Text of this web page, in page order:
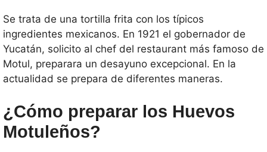
Se trata de una tortilla frita con los típicos
ingredientes mexicanos. En 1921 el gobernador de
Yucatán, solicito al chef del restaurant más famoso de
Motul, preparara un desayuno excepcional. En la
actualidad se prepara de diferentes maneras.
¿Cómo preparar los Huevos
Motuleños?